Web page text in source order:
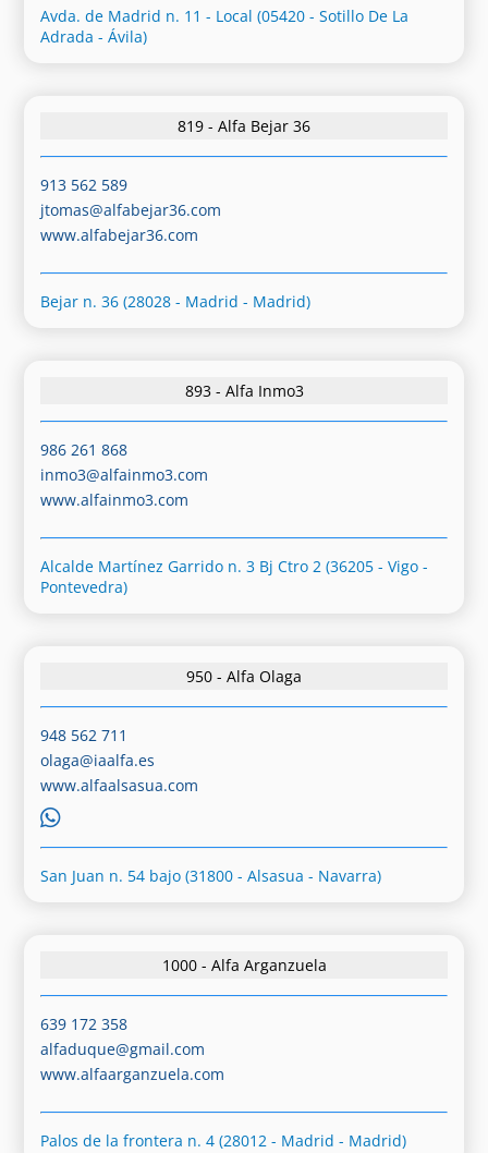
Avda. de Madrid n. 11 - Local (05420 - Sotillo De La
Adrada - Ávila)
819 - Alfa Bejar 36
913 562 589
jtomas@alfabejar36.com
www.alfabejar36.com
Bejar n. 36 (28028 - Madrid - Madrid)
893 - Alfa Inmo3
986 261 868
inmo3@alfainmo3.com
www.alfainmo3.com
Alcalde Martínez Garrido n. 3 Bj Ctro 2 (36205 - Vigo -
Pontevedra)
950 - Alfa Olaga
948 562 711
olaga@iaalfa.es
www.alfaalsasua.com
San Juan n. 54 bajo (31800 - Alsasua - Navarra)
1000 - Alfa Arganzuela
639 172 358
alfaduque@gmail.com
www.alfaarganzuela.com
Palos de la frontera n. 4 (28012 - Madrid - Madrid)